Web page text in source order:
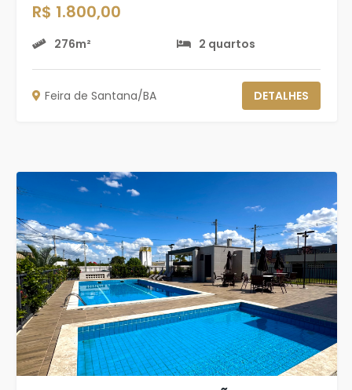
R$ 1.800,00
276m² 2 quartos
Feira de Santana/BA DETALHES